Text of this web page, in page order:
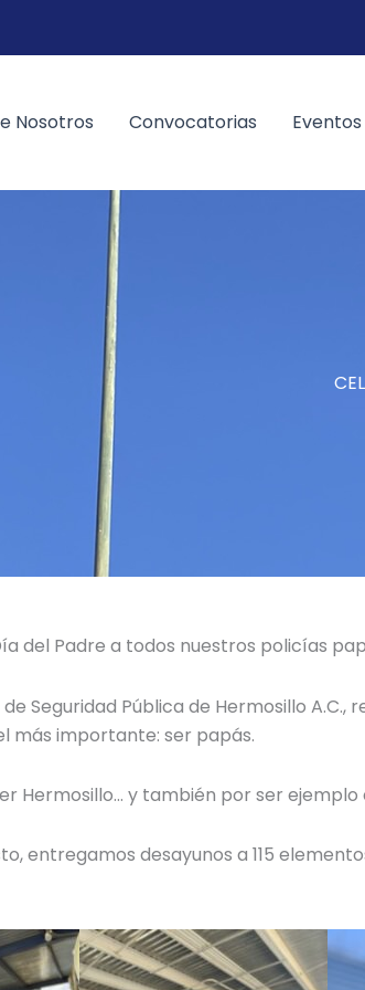
Nosotros Convocatorias Eventos
del Padre a todos nuestros policías
Seguridad Pública de Hermosillo
más importante: ser papás.
Hermosillo… y también por ser ejemplo
entregamos desayunos a 115